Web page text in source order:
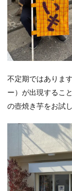
不定期ではありま
ー）が出現するこ
の壺焼き芋をお試